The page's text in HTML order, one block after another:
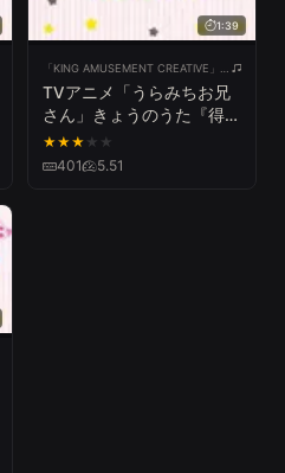
1:39
「KING AMUSEMENT CREATIVE」公式チャンネル
TVアニメ「うらみちお兄
さん」きょうのうた『得手
不得手』
★★★ ★ ★
401 5.51